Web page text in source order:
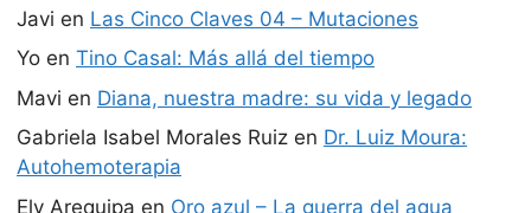
Javi en Las Cinco Claves 04 – Mutaciones
Yo en Tino Casal: Más allá del tiempo
Mavi en Diana, nuestra madre: su vida y legado
Gabriela Isabel Morales Ruiz en Dr. Luiz Moura:
Autohemoterapia
Ely Arequipa en Oro azul – La guerra del agua